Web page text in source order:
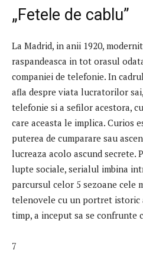
„Fetele de cablu”
La Madrid, in anii 1920,
raspandeasca in tot orasul
companiei de telefonie. In
afla despre viata lucratorilor
telefonie si a sefilor acestora,
care aceasta le implica. Curios
puterea de cumparare sau
lucreaza acolo ascund secrete.
lupte sociale, serialul imbina
parcursul celor 5 sezoane cele
telenovele cu un portret istoric
timp, a inceput sa se confrunte
7